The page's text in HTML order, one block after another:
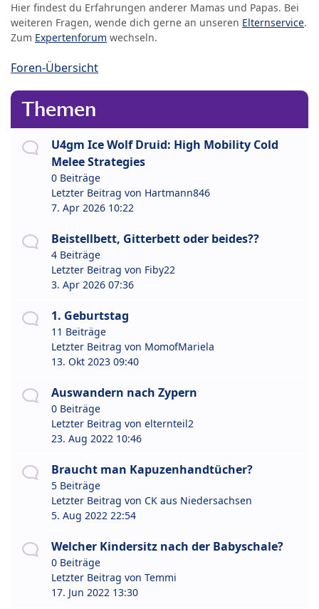
Hier findest du Erfahrungen anderer Mamas und Papas. Bei
weiteren Fragen, wende dich gerne an unseren Elternservice.
Zum Expertenforum wechseln.
Foren-Übersicht
Themen
U4gm Ice Wolf Druid: High Mobility Cold
Melee Strategies
0 Beiträge
Letzter Beitrag von Hartmann846
7. Apr 2026 10:22
Beistellbett, Gitterbett oder beides??
4 Beiträge
Letzter Beitrag von Fiby22
3. Apr 2026 07:36
1. Geburtstag
11 Beiträge
Letzter Beitrag von MomofMariela
13. Okt 2023 09:40
Auswandern nach Zypern
0 Beiträge
Letzter Beitrag von elternteil2
23. Aug 2022 10:46
Braucht man Kapuzenhandtücher?
5 Beiträge
Letzter Beitrag von CK aus Niedersachsen
5. Aug 2022 22:54
Welcher Kindersitz nach der Babyschale?
0 Beiträge
Letzter Beitrag von Temmi
17. Jun 2022 13:30